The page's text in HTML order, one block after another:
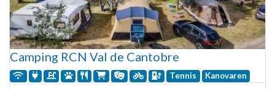
Camping RCN Val de Cantobre
Tennis Kanovaren